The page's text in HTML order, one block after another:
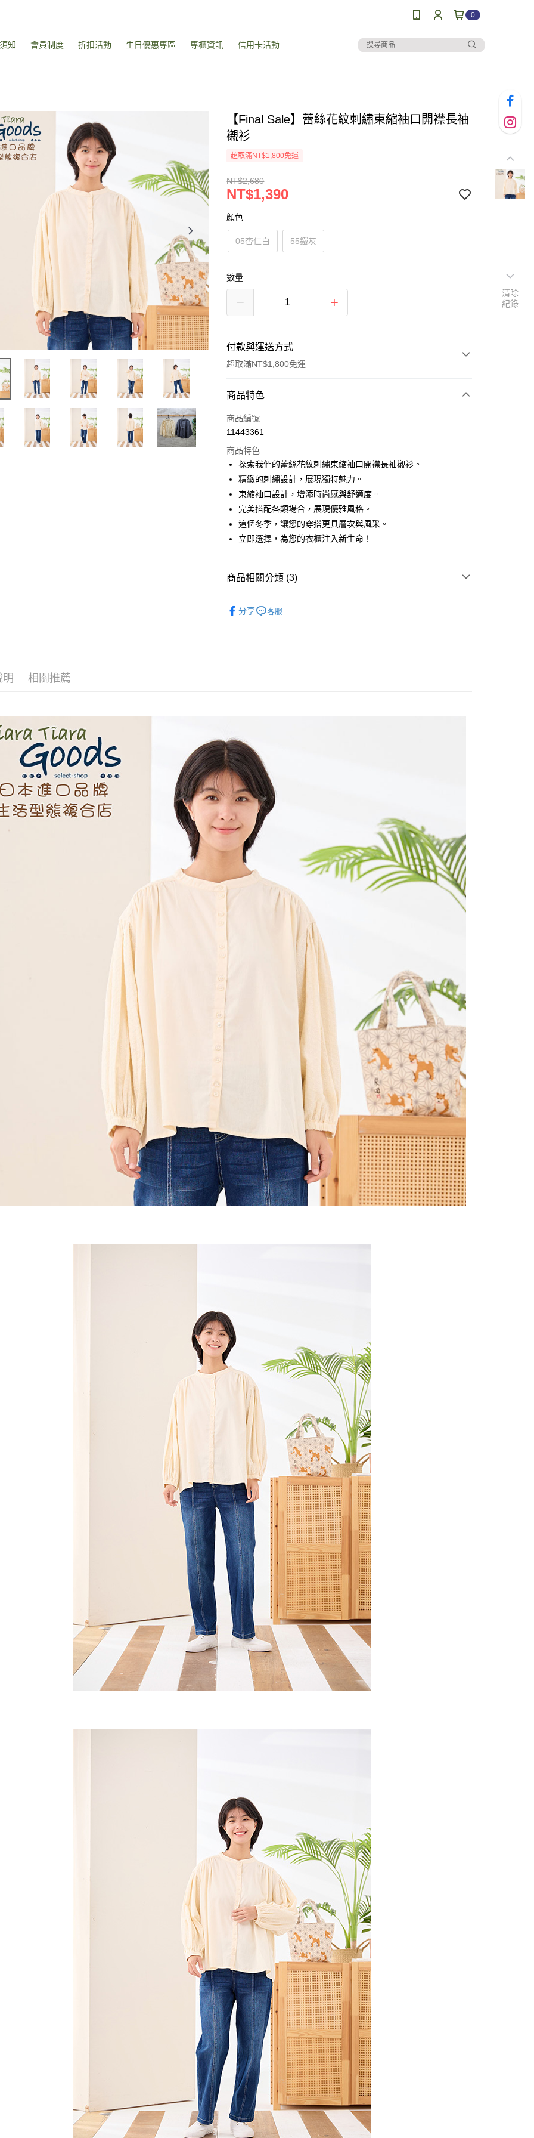
0
知 會員制度 折扣活動 生日優惠專區 專櫃資訊 信用卡活動
【Final Sale】蕾絲花紋刺繡束縮袖口開襟長袖
襯衫
超取滿NT$1,800免運
NT$2,680
NT$1,390
顏色
05杏仁白 55鐵灰
數量
付款與運送方式
超取滿NT$1,800免運
付款方式
信用卡一次付款
LINE Pay
Apple Pay
悠遊付
Google Pay
AFTEE先享後付
相關說明
AFTEE先享後付是「在收到商品之後才付款」的支付方式。 讓您購物簡單
便利好安心！
※ 請注意：結帳手續完成當下不需立刻繳費，但若您需要取消訂單，請聯
絡購買商品的店家。未經商家同意取消之訂單仍視為有效，需透過AFTEE
先享後付繳納相關費用。
※ 交易是否成功請以「AFTEE先享後付 」之結帳頁面顯示為準，若有關於
是否繳費成功／繳費後需取消欲退款等相關疑問，請聯繫「AFTEE先享後
付客戶支援中心」
【注意事項】
１．透過由恩沛科技股份有限公司提供之「AFTEE先享後付」服務完成之
交易，需依本服務之必要範圍內提供個人資料，並將交易相關給付款項請
求債權轉讓予恩沛科技股份有限公司。
２．關於個人資料處理事宜，請瀏覽以下網址：
https://aftee.tw/terms/#terms3
３．未成年的使用者請事先徵得法定代理人或監護人之同意方可使用
「AFTEE先享後付」，若未經同意申辦者引起之損失，本公司不負相關責
４．使用「AFTEE先享後付」時，將依據個別帳號之用戶狀況，依本公司
即時審查核予不同之上限額度；若仍有額度不足之情形，本公司將視審查
結果請求用戶進行身份認證。
５．嚴禁一人註冊多個帳號或使用他人資訊註冊。若發現惡意使用之情
形，恩沛科技股份有限公司將有權停止該用戶之使用額度並採取法律行
ATM付款
7-11取貨付款
每筆NT$60，滿NT$2,000(含以上)免運費
付款後7-11取貨
每筆NT$60，滿NT$2,000(含以上)免運費
黑貓宅急便(包裹尺寸60cm以下)
每筆NT$100，滿NT$2,000(含以上)免運費
黑貓宅急便(包裹尺寸90cm以下)
每筆NT$140，滿NT$2,000(含以上)免運費
商品特色
商品編號
11443361
商品特色
探索我們的蕾絲花紋刺繡束縮袖口開襟長袖襯衫。
精緻的刺繡設計，展現獨特魅力。
束縮袖口設計，增添時尚感與舒適度。
完美搭配各類場合，展現優雅風格。
這個冬季，讓您的穿搭更具層次與風采。
立即選擇，為您的衣櫃注入新生命！
商品相關分類 (3)
分享 客服
明 相關推薦
清除
紀錄